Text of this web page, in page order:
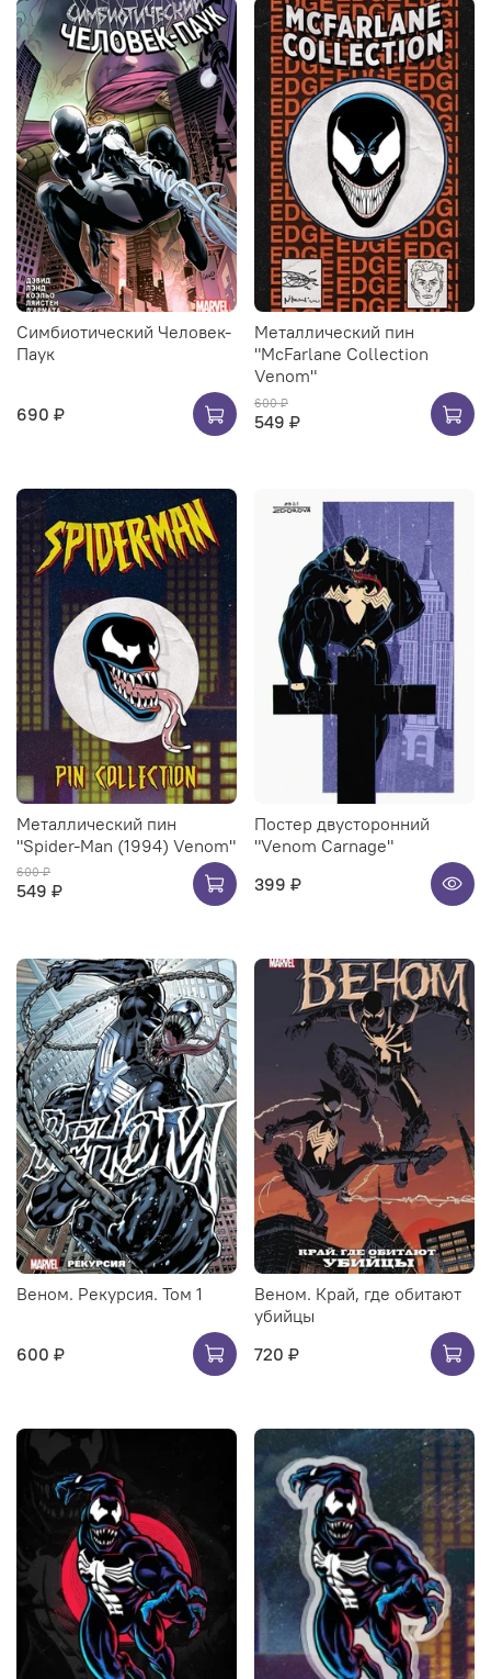
Симбиотический Человек-
Паук
690 ₽
Металлический пин
"McFarlane Collection
Venom"
600 ₽
549 ₽
Металлический пин
"Spider-Man (1994) Venom"
600 ₽
549 ₽
Постер двусторонний
"Venom Carnage"
399 ₽
Веном. Рекурсия. Том 1
600 ₽
Веном. Край, где обитают
убийцы
720 ₽